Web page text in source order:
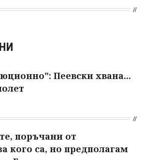
Пеевски хвана...
поръчани от
кого са, но предполагам